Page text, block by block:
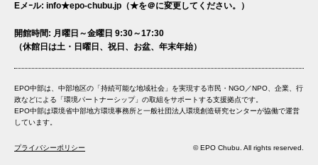
Eメｰル: info★epo-chubu.jp（★を＠に変更してください。）
開館時間: 月曜日～金曜日 9:30～17:30
（休館日は土・日曜日、祝日、お盆、年末年始）
EPO中部は、中部地区の「持続可能な地域社会」を実現する市民・NGO／NPO、企業、行
政などによる「環境パートナーシップ」の取組をサポートする支援拠点です。
EPO中部は環境省中部地方環境事務所と一般社団法人環境創造研究センターが協働で運営
しています。
プライバシーポリシー © EPO Chubu. All rights reserved.